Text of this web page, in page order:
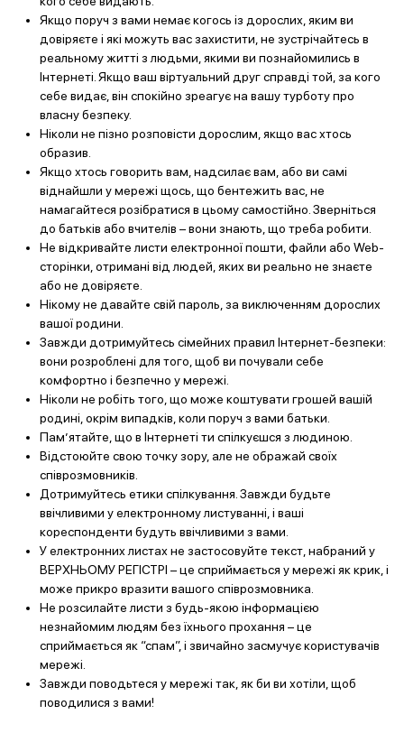
Якщо поруч з вами немає когось із дорослих, яким ви
довіряєте і які можуть вас захистити, не зустрічайтесь в
реальному житті з людьми, якими ви познайомились в
Інтернеті. Якщо ваш віртуальний друг справді той, за кого
себе видає, він спокійно зреагує на вашу турботу про
власну безпеку.
Ніколи не пізно розповісти дорослим, якщо вас хтось
образив.
Якщо хтось говорить вам, надсилає вам, або ви самі
віднайшли у мережі щось, що бентежить вас, не
намагайтеся розібратися в цьому самостійно. Зверніться
до батьків або вчителів – вони знають, що треба робити.
Не відкривайте листи електронної пошти, файли або Web-
сторінки, отримані від людей, яких ви реально не знаєте
або не довіряєте.
Нікому не давайте свій пароль, за виключенням дорослих
вашої родини.
Завжди дотримуйтесь сімейних правил Інтернет-безпеки:
вони розроблені для того, щоб ви почували себе
комфортно і безпечно у мережі.
Ніколи не робіть того, що може коштувати грошей вашій
родині, окрім випадків, коли поруч з вами батьки.
Пам’ятайте, що в Інтернеті ти спілкуєшся з людиною.
Відстоюйте свою точку зору, але не ображай своїх
співрозмовників.
Дотримуйтесь етики спілкування. Завжди будьте
ввічливими у електронному листуванні, і ваші
кореспонденти будуть ввічливими з вами.
У електронних листах не застосовуйте текст, набраний у
ВЕРХНЬОМУ РЕГІСТРІ – це сприймається у мережі як крик, і
може прикро вразити вашого співрозмовника.
Не розсилайте листи з будь-якою інформацією
незнайомим людям без їхнього прохання – це
сприймається як “спам”, і звичайно засмучує користувачів
мережі.
Завжди поводьтеся у мережі так, як би ви хотіли, щоб
поводилися з вами!